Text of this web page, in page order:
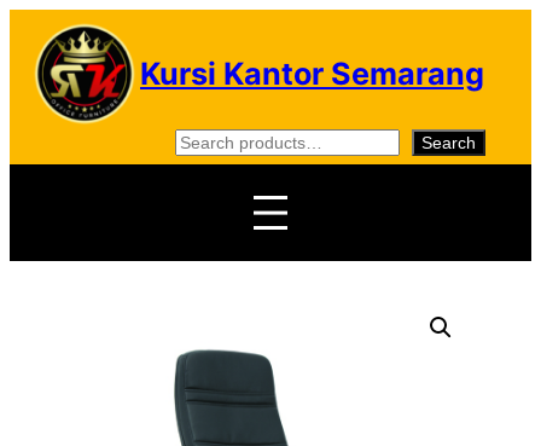
Skip
content
Kursi Kantor Semarang
S
e
c
Search